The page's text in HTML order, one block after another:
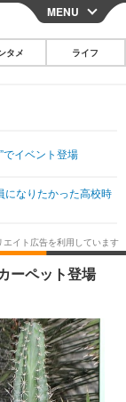
CLOSE
その他
国・芸能
スポーツ
その他
グルメ
ョッピング
MENU
タメ ライフ
でイベント登場
になりたかった高校時
ーペット登場